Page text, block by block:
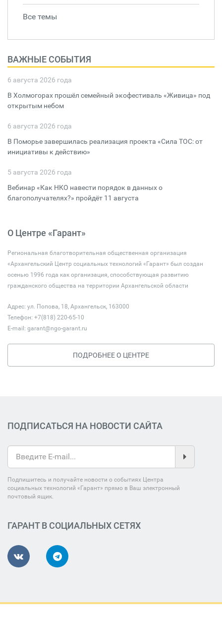
Все темы
ВАЖНЫЕ СОБЫТИЯ
6 августа 2026 года
В Холмогорах прошёл семейный экофестиваль «Живица» под
открытым небом
6 августа 2026 года
В Поморье завершилась реализация проекта «Сила ТОС: от
инициативы к действию»
5 августа 2026 года
Вебинар «Как НКО навести порядок в данных о
благополучателях?» пройдёт 11 августа
О Центре «Гарант»
Региональная благотворительная общественная организация
«Архангельский Центр социальных технологий «Гарант» был создан
осенью 1996 года как организация, способствующая развитию
гражданского общества на территории Архангельской области
Адрес: ул. Попова, 18, Архангельск, 163000
Телефон: +7(818) 220-65-10
E-mail: garant@ngo-garant.ru
ПОДРОБНЕЕ О ЦЕНТРЕ
ПОДПИСАТЬСЯ НА НОВОСТИ САЙТА
Подпишитесь и получайте новости о событиях Центра
социальных технологий «Гарант» прямо в Ваш электронный
почтовый ящик.
ГАРАНТ В СОЦИАЛЬНЫХ СЕТЯХ